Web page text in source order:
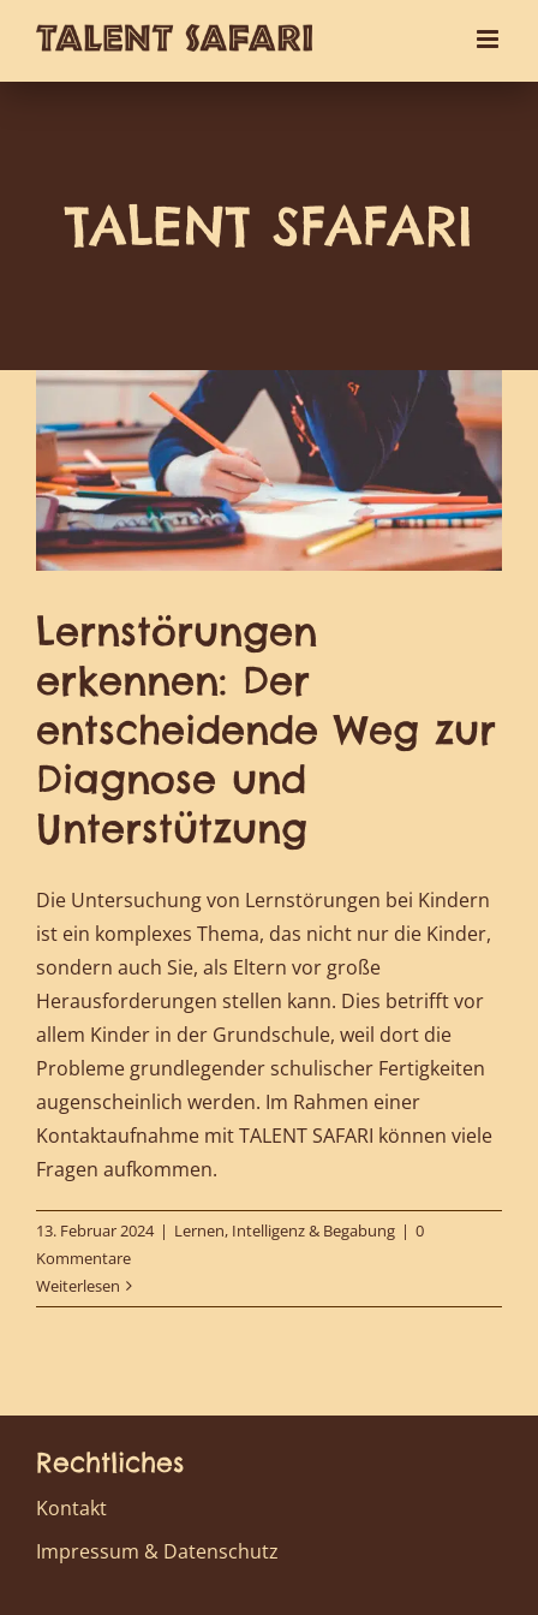
Inhalt
springen
TALENT SFAFARI
Lernstörungen
erkennen: Der
entscheidende Weg zur
Diagnose und
Unterstützung
Die Untersuchung von Lernstörungen bei Kindern
ist ein komplexes Thema, das nicht nur die Kinder,
sondern auch Sie, als Eltern vor große
Herausforderungen stellen kann. Dies betrifft vor
allem Kinder in der Grundschule, weil dort die
Probleme grundlegender schulischer Fertigkeiten
augenscheinlich werden. Im Rahmen einer
Kontaktaufnahme mit TALENT SAFARI können viele
Fragen aufkommen.
13. Februar 2024 | Lernen, Intelligenz & Begabung | 0
Kommentare
Weiterlesen
Rechtliches
Kontakt
Impressum & Datenschutz